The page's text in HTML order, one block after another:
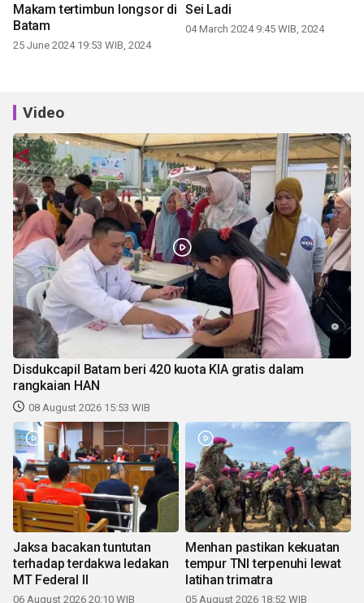
Makam tertimbun longsor di
Batam
25 June 2024 19:53 WIB, 2024
Sei Ladi
04 March 2024 9:45 WIB, 2024
Video
Disdukcapil Batam beri 420 kuota KIA gratis dalam
rangkaian HAN
08 August 2026 15:53 WIB
Jaksa bacakan tuntutan
terhadap terdakwa ledakan
MT Federal II
06 August 2026 20:10 WIB
Menhan pastikan kekuatan
tempur TNI terpenuhi lewat
latihan trimatra
05 August 2026 18:52 WIB